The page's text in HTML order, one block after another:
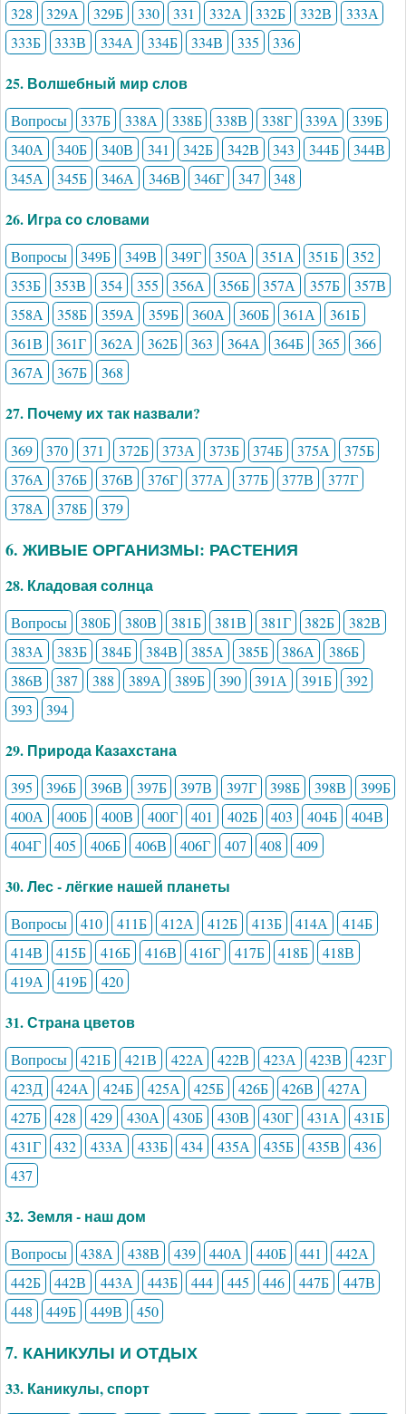
328 329А 329Б 330 331 332А 332Б 332В
333А
333Б
333В 334А 334Б 334В 335 336
25. Волшебный мир слов
Вопросы 337Б 338А 338Б 338В 338Г 339А
339Б
340А
340Б 340В 341 342Б 342В 343 344Б
344В
345А
345Б 346А 346В 346Г 347 348
26. Игра со словами
Вопросы 349Б 349В 349Г 350А 351А 351Б
352
353Б
353В 354 355 356А 356Б 357А 357Б
357В
358А
358Б 359А 359Б 360А 360Б 361А
361Б
361В
361Г 362А 362Б 363 364А 364Б 365
366
367А
367Б 368
27. Почему их так назвали?
369 370 371 372Б 373А 373Б 374Б 375А
375Б
376А
376Б 376В 376Г 377А 377Б 377В
377Г
378А
378Б 379
6. ЖИВЫЕ ОРГАНИЗМЫ: РАСТЕНИЯ
28. Кладовая солнца
Вопросы 380Б 380В 381Б 381В 381Г 382Б
382В
383А
383Б 384Б 384В 385А 385Б 386А
386Б
386В
387 388 389А 389Б 390 391А 391Б
392
393
394
29. Природа Казахстана
395 396Б 396В 397Б 397В 397Г 398Б 398В
399Б
400А
400Б 400В 400Г 401 402Б 403 404Б
404В
404Г
405 406Б 406В 406Г 407 408 409
30. Лес - лёгкие нашей планеты
Вопросы 410 411Б 412А 412Б 413Б 414А
414Б
414В
415Б 416Б 416В 416Г 417Б 418Б
418В
419А
419Б 420
31. Страна цветов
Вопросы 421Б 421В 422А 422В 423А 423В
423Г
423Д
424А 424Б 425А 425Б 426Б 426В
427А
427Б
428 429 430А 430Б 430В 430Г 431А
431Б
431Г
432 433А 433Б 434 435А 435Б 435В
436
437
32. Земля - наш дом
Вопросы 438А 438В 439 440А 440Б 441
442А
442Б
442В 443А 443Б 444 445 446 447Б
447В
448
449Б 449В 450
7. КАНИКУЛЫ И ОТДЫХ
33. Каникулы, спорт